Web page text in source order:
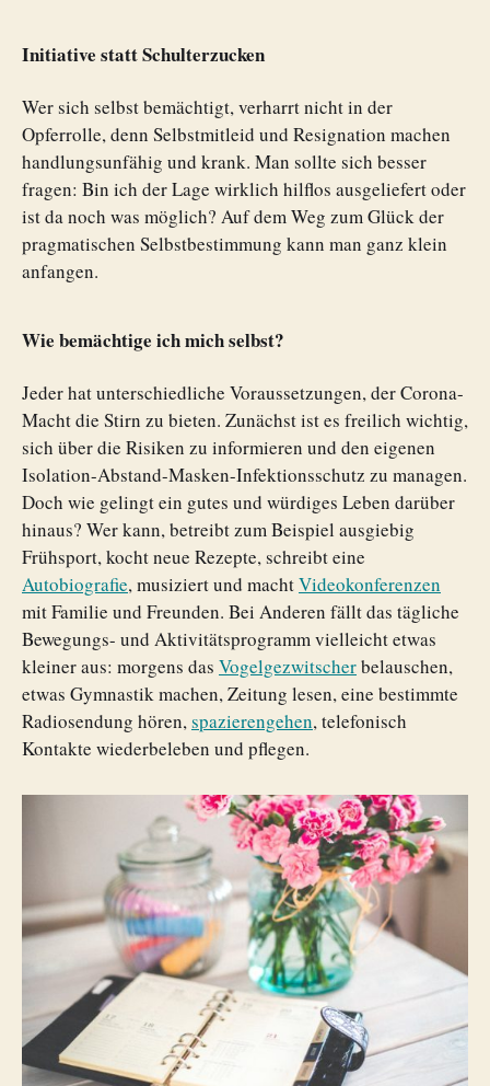
Initiative statt Schulterzucken
Wer sich selbst bemächtigt, verharrt nicht in der
Opferrolle, denn Selbstmitleid und Resignation machen
handlungsunfähig und krank. Man sollte sich besser
fragen: Bin ich der Lage wirklich hilflos ausgeliefert oder
ist da noch was möglich? Auf dem Weg zum Glück der
pragmatischen Selbstbestimmung kann man ganz klein
anfangen.
Wie bemächtige ich mich selbst?
Jeder hat unterschiedliche Voraussetzungen, der Corona-
Macht die Stirn zu bieten. Zunächst ist es freilich wichtig,
sich über die Risiken zu informieren und den eigenen
Isolation-Abstand-Masken-Infektionsschutz zu managen.
Doch wie gelingt ein gutes und würdiges Leben darüber
hinaus? Wer kann, betreibt zum Beispiel ausgiebig
Frühsport, kocht neue Rezepte, schreibt eine
Autobiografie, musiziert und machtVideokonferenzen
mit Familie und Freunden. Bei Anderen fällt das tägliche
Bewegungs- und Aktivitätsprogramm vielleicht etwas
kleiner aus: morgens das Vogelgezwitscherbelauschen,
etwas Gymnastik machen, Zeitung lesen, eine bestimmte
Radiosendung hören,spazierengehen, telefonisch
Kontakte wiederbeleben und pflegen.